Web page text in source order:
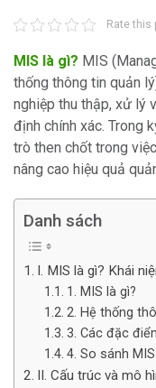
Rate this
MIS là gì? MIS
thống thông tin quản
nghiệp thu thập, xử lý
định chính xác. Trong
trò then chốt trong
nâng cao hiệu quả
Danh sách
I. MIS là gì? Khái
1. MIS là gì?
2. Hệ thống
3. Các đặc
4. So sánh MIS
II. Cấu trúc và mô